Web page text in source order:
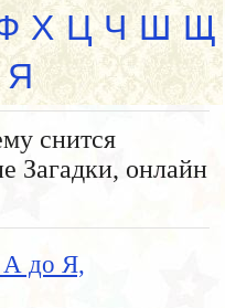
Х Ц Ч Ш Щ
Я
снится
Загадки, онлайн
А до Я,